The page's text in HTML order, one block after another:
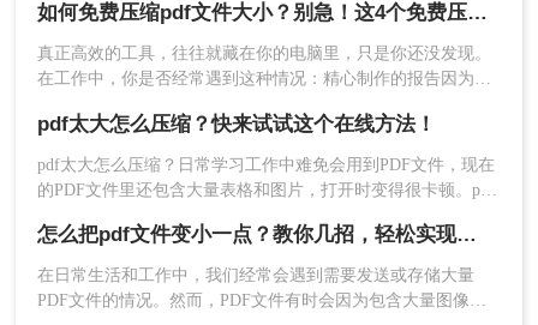
进入优化设置界面，软件会提供“ 减小文件大
小”的预设。但为了最佳效果，建议点击底部
在弹出的高级窗口中，你可以针对“图像”、“字
限、上传平台失败、微信无法传输，或是大量占用设备存储空
间。那么pdf文件太大怎么变小呢？本文将为您详细梳理几种主
流且有效的方法，从在线工具到专业软件，从简易操作到高级
如何免费压缩pdf文件大小？别急！这4个免费压缩方法，职场人必看！
真正高效的工具，往往就藏在你的电脑里，只是你还没发现。
在工作中，你是否经常遇到这种情况：精心制作的报告因为
被系统无情退回；或是手机里保存的学习资料，转眼就占满了
存储空间。
pdf太大怎么压缩？快来试试这个在线方法！
pdf太大怎么压缩？​日常学习工作中难免会用到PDF文件，现在
的PDF文件里还包含大量表格和图片，打开时变得很卡顿。pdf
试试呀~
怎么把pdf文件变小一点？教你几招，轻松实现文件大瘦身！
在日常生活和工作中，我们经常会遇到需要发送或存储大量
PDF文件的情况。然而，PDF文件有时会因为包含大量图像、